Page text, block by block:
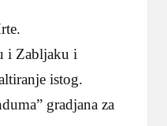
i Zabljaku i
istog.
gradjana za